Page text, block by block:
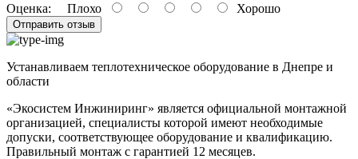
Оценка: Плохо Хорошо
Отправить отзыв
Устанавливаем теплотехническое оборудование в Днепре и
области
«Экосистем Инжиниринг» является официальной монтажной
организацией, специалисты которой имеют необходимые
допуски, соответствующее оборудование и квалификацию.
Правильный монтаж с гарантией 12 месяцев.